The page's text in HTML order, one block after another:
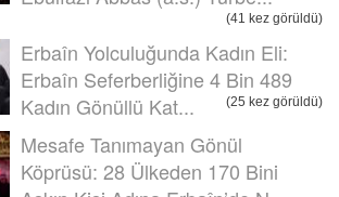
(41 kez görüldü)
Erbaîn Yolculuğunda Kadın Eli:
Erbaîn Seferberliğine 4 Bin 489
Kadın Gönüllü Kat...
(25 kez görüldü)
Mesafe Tanımayan Gönül
Köprüsü: 28 Ülkeden 170 Bini